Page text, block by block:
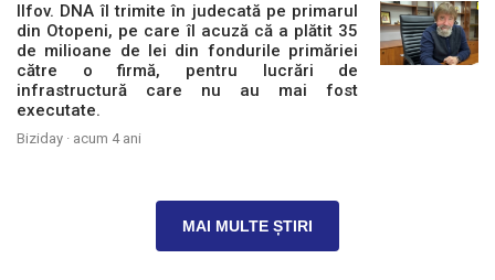
Ilfov. DNA îl trimite în judecată pe primarul
din Otopeni, pe care îl acuză că a plătit 35
de milioane de lei din fondurile primăriei
către o firmă, pentru lucrări de
infrastructură care nu au mai fost
executate.
Biziday · acum 4 ani
MAI MULTE ȘTIRI